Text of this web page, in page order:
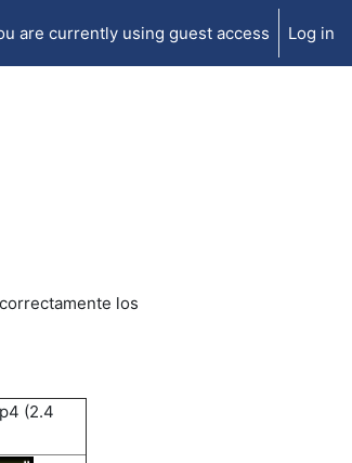
are currently using guest access Log in
los
(2.4